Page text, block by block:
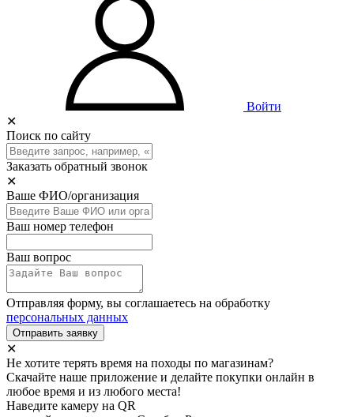
Войти
✕
Поиск по сайту
Заказать обратный звонок
✕
Ваше ФИО/организация
Ваш номер телефон
Ваш вопрос
Отправляя форму, вы соглашаетесь на обработку
персональных данных
Отправить заявку
✕
Не хотите терять время на походы по магазинам?
Скачайте наше приложение и делайте покупки онлайн в
любое время и из любого места!
Наведите камеру на QR